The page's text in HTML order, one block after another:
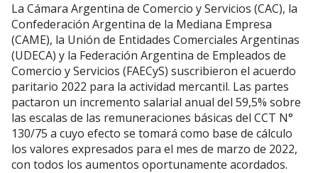
La Cámara Argentina de Comercio y Servicios (CAC), la
Confederación Argentina de la Mediana Empresa
(CAME), la Unión de Entidades Comerciales Argentinas
(UDECA) y la Federación Argentina de Empleados de
Comercio y Servicios (FAECyS) suscribieron el acuerdo
paritario 2022 para la actividad mercantil. Las partes
pactaron un incremento salarial anual del 59,5% sobre
las escalas de las remuneraciones básicas del CCT N°
130/75 a cuyo efecto se tomará como base de cálculo
los valores expresados para el mes de marzo de 2022,
con todos los aumentos oportunamente acordados.